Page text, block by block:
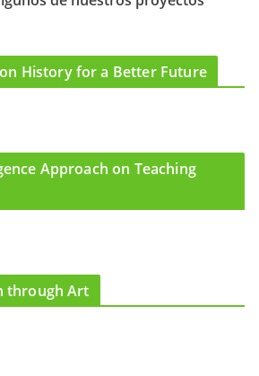
History for a Better Future
Approach on Teaching
through Art